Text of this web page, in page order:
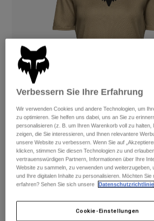
Hosen
Kurze Hosen
Jacken
Handschuhe
Protektoren
Brillen
Socken
Zubehör
Hosen
Handschuhe
Jacken
Brillen
Socken
Taschen & Zubehör
Spare parts
Alle anzeigen
Damen
T-Shirts & Tops
Hoodies und Pullover
Jacken
Hosen
Shirts
Alle anzeigen
Socken
Alle anzeigen
Moto
Helme
Jerseys
Hosen
Stiefel
Guards
Bewertungen
Damen Ranger Fox Head
Verbessern Sie Ihre Erfahrung
Wir verwenden Cookies und andere Technologien, um
zu optimieren. Sie helfen uns dabei, uns an Sie zu
personalisieren (z. B. um Ihren Warenkorb voll zu halten,
zeigen, die Sie interessieren, und Ihnen relevantere
unsere Website zu verbessern. Wenn Sie auf
klicken, stimmen Sie diesen Technologien zu und
vertrauenswürdigen Partnern, Informationen über Ihre
Website zu sammeln, zu verwenden und weiterzugeben,
und Ihre digitalen Inhalte zu personalisieren. Möchten Sie
erfahren? Sehen Sie sich unsere
Datenschutzrichtlinie
Cookie-Einstellungen